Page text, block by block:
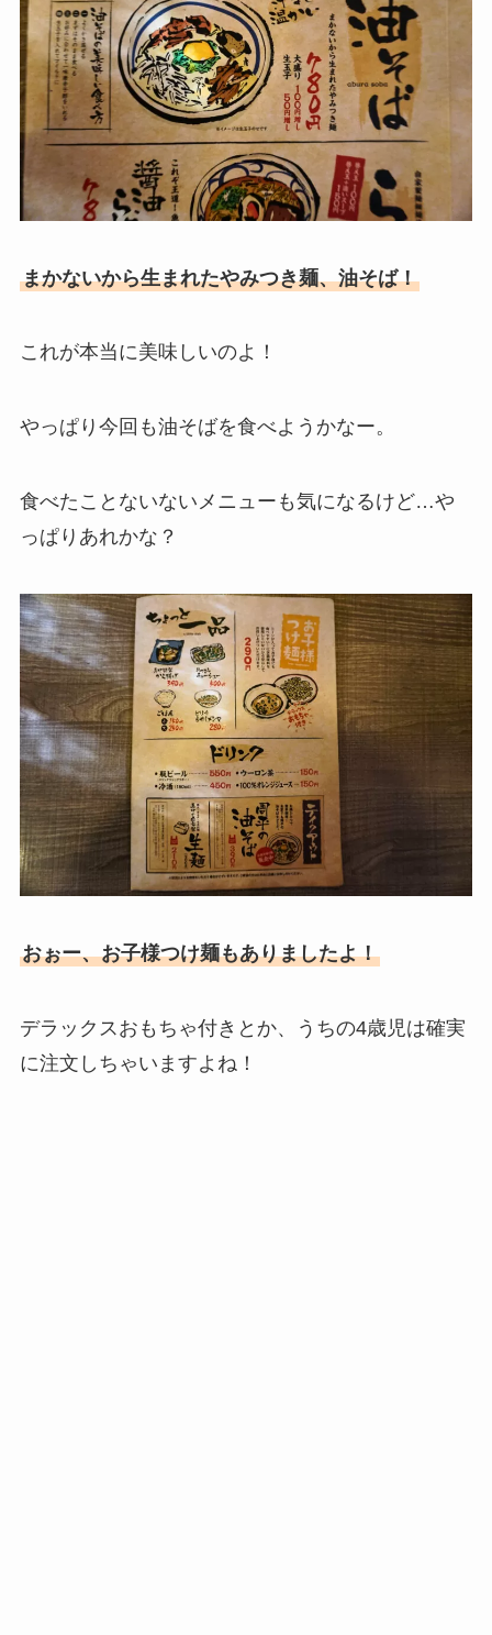
まかないから生まれたやみつき麺、油そば！
これが本当に美味しいのよ！
やっぱり今回も油そばを食べようかなー。
食べたことないないメニューも気になるけど…や
っぱりあれかな？
おぉー、お子様つけ麺もありましたよ！
デラックスおもちゃ付きとか、うちの4歳児は確実
に注文しちゃいますよね！